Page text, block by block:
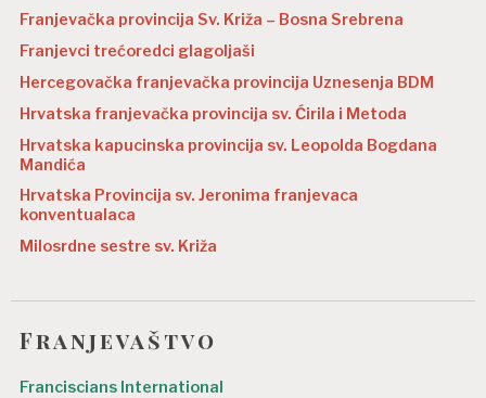
Franjevačka provincija Sv. Križa – Bosna Srebrena
Franjevci trećoredci glagoljaši
Hercegovačka franjevačka provincija Uznesenja BDM
Hrvatska franjevačka provincija sv. Ćirila i Metoda
Hrvatska kapucinska provincija sv. Leopolda Bogdana
Mandića
Hrvatska Provincija sv. Jeronima franjevaca
konventualaca
Milosrdne sestre sv. Križa
Franjevaštvo
Franciscians International